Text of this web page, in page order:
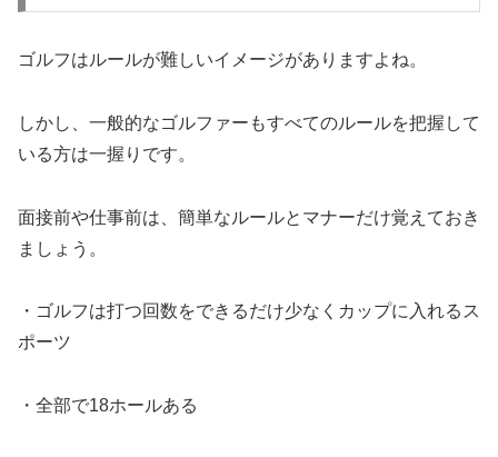
ゴルフはルールが難しいイメージがありますよね。
しかし、 一般的なゴルファーもすべてのルールを把握して
いる方は一握りです。
面接前や仕事前は、 簡単なルールとマナーだけ覚えておき
ましょう。
・ゴルフは打つ回数をできるだけ少なくカップに入れるス
ポーツ
・全部で18ホールある